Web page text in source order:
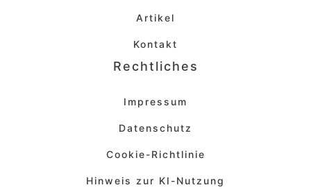
Artikel
Kontakt
Rechtliches
Impressum
Datenschutz
Cookie-Richtlinie
Hinweis zur KI-Nutzung